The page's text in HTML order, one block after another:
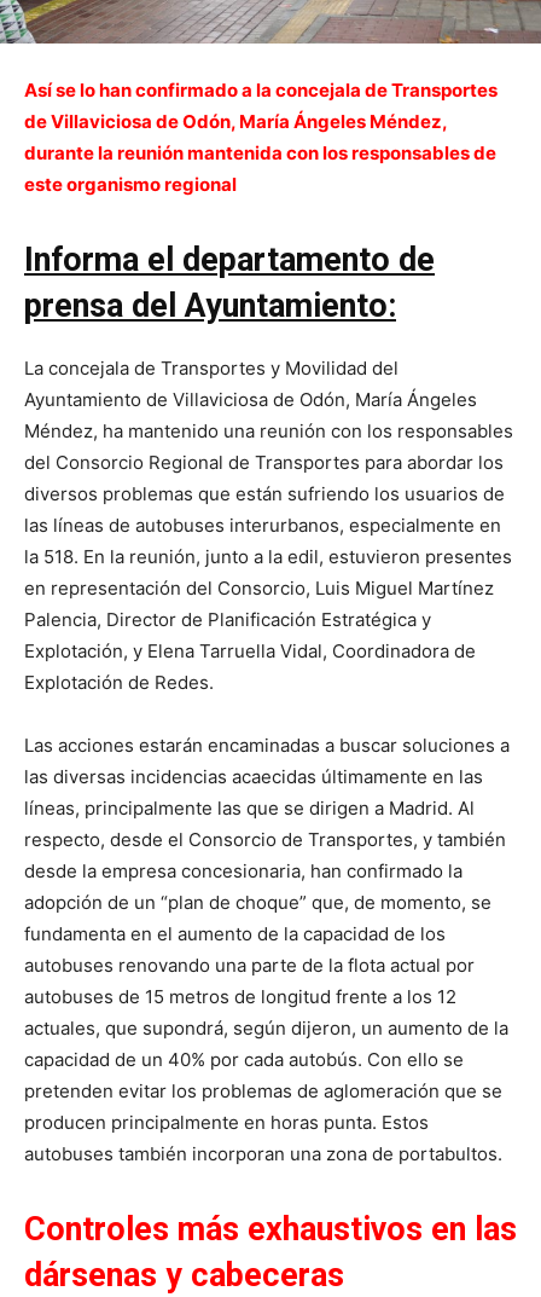
Así se lo han confirmado a la concejala de Transportes
de Villaviciosa de Odón, María Ángeles Méndez,
durante la reunión mantenida con los responsables de
este organismo regional
Informa el departamento de
prensa del Ayuntamiento:
La concejala de Transportes y Movilidad del
Ayuntamiento de Villaviciosa de Odón, María Ángeles
Méndez, ha mantenido una reunión con los responsables
del Consorcio Regional de Transportes para abordar los
diversos problemas que están sufriendo los usuarios de
las líneas de autobuses interurbanos, especialmente en
la 518. En la reunión, junto a la edil, estuvieron presentes
en representación del Consorcio, Luis Miguel Martínez
Palencia, Director de Planificación Estratégica y
Explotación, y Elena Tarruella Vidal, Coordinadora de
Explotación de Redes.
Las acciones estarán encaminadas a buscar soluciones a
las diversas incidencias acaecidas últimamente en las
líneas, principalmente las que se dirigen a Madrid. Al
respecto, desde el Consorcio de Transportes, y también
desde la empresa concesionaria, han confirmado la
adopción de un “plan de choque” que, de momento, se
fundamenta en el aumento de la capacidad de los
autobuses renovando una parte de la flota actual por
autobuses de 15 metros de longitud frente a los 12
actuales, que supondrá, según dijeron, un aumento de la
capacidad de un 40% por cada autobús. Con ello se
pretenden evitar los problemas de aglomeración que se
producen principalmente en horas punta. Estos
autobuses también incorporan una zona de portabultos.
Controles más exhaustivos en las
dársenas y cabeceras